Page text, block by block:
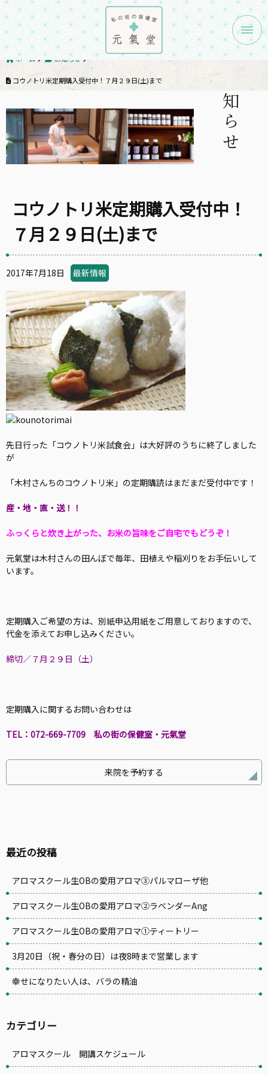
メニ
ホーム お知らせ
コウノトリ米定期購入受付中！７月２９日(土)まで お知らせ
コウノトリ米定期購入受付中！
７月２９日(土)まで
2017年7月18日 最新情報
先日行った「コウノトリ米試食会」は大好評のうちに終了しました
が
「木村さんちのコウノトリ米」の定期購読はまだまだ受付中です！
産・地・直・送！！
ふっくらと炊き上がった、お米の旨味をご自宅でもどうぞ！
元氣堂は木村さんの田んぼで毎年、田植えや稲刈りをお手伝いして
います。
定期購入ご希望の方は、別紙申込用紙をご用意しておりますので、
代金を添えてお申し込みください。
締切／７月２９日（土）
定期購入に関するお問い合わせは
TEL：072-669-7709 私の街の保健室・元氣堂
来院を予約する
最近の投稿
アロマスクール生OBの愛用アロマ③パルマローザ他
アロマスクール生OBの愛用アロマ②ラベンダーAng
アロマスクール生OBの愛用アロマ①ティートリー
3月20日（祝・春分の日）は夜8時まで営業します
幸せになりたい人は、バラの精油
カテゴリー
アロマスクール 開講スケジュール